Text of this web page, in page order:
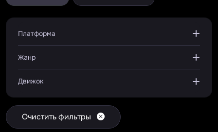
Платформа
Жанр
Движок
Очистить фильтры